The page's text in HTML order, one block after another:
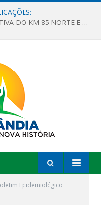
OBRAS DA QUADRA POLIESPORTIVA DO KM 85 NORTE E DA ESCOLA GASPAR VIANA AVANÇAM
Epidemiológico